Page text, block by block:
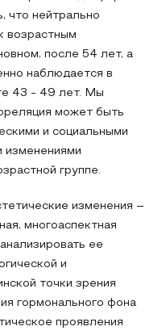
что нейтрально
возрастным
после 54 лет, а
наблюдается в
43 - 49 лет. Мы
может быть
и социальными
изменениями
группе.
изменения –
многоаспектная
ее
и
точки зрения
гормонального фона
проявления